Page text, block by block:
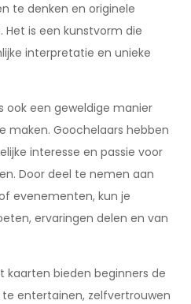
te denken en originele
is een kunstvorm die
interpretatie en unieke
ook een geweldige manier
maken. Goochelaars hebben
interesse en passie voor
Door deel te nemen aan
evenementen, kun je
ervaringen delen en van
bieden beginners de
entertainen, zelfvertrouwen